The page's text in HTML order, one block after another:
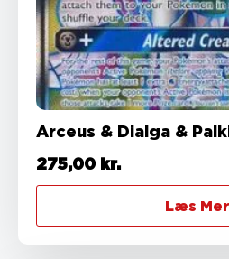
Arceus & Dialga &
275,00 kr.
Læs